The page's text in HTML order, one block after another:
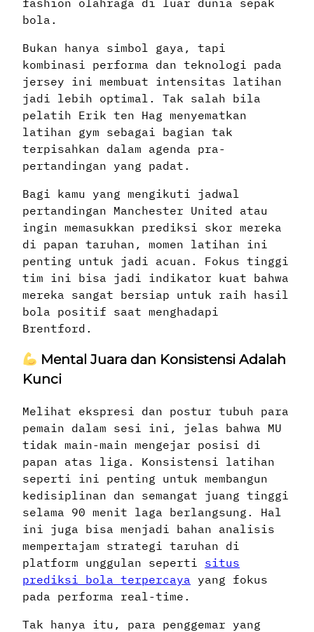
fashion olahraga di luar dunia sepak
bola.
Bukan hanya simbol gaya, tapi
kombinasi performa dan teknologi pada
jersey ini membuat intensitas latihan
jadi lebih optimal. Tak salah bila
pelatih Erik ten Hag menyematkan
latihan gym sebagai bagian tak
terpisahkan dalam agenda pra-
pertandingan yang padat.
Bagi kamu yang mengikuti jadwal
pertandingan Manchester United atau
ingin memasukkan prediksi skor mereka
di papan taruhan, momen latihan ini
penting untuk jadi acuan. Fokus tinggi
tim ini bisa jadi indikator kuat bahwa
mereka sangat bersiap untuk raih hasil
bola positif saat menghadapi
Brentford.
Mental Juara dan Konsistensi Adalah
Kunci
Melihat ekspresi dan postur tubuh para
pemain dalam sesi ini, jelas bahwa MU
tidak main-main mengejar posisi di
papan atas liga. Konsistensi latihan
seperti ini penting untuk membangun
kedisiplinan dan semangat juang tinggi
selama 90 menit laga berlangsung. Hal
ini juga bisa menjadi bahan analisis
mempertajam strategi taruhan di
platform unggulan seperti situs
prediksi bola terpercaya yang fokus
pada performa real-time.
Tak hanya itu, para penggemar yang